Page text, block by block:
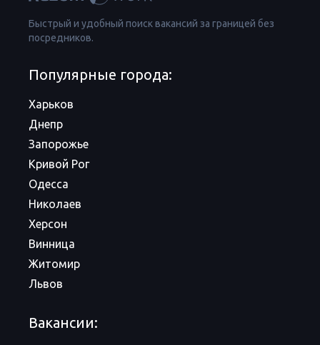
Быстрый и удобный поиск вакансий за границей без
посредников.
Популярные города:
Харьков
Днепр
Запорожье
Кривой Рог
Одесса
Николаев
Херсон
Винница
Житомир
Львов
Вакансии: